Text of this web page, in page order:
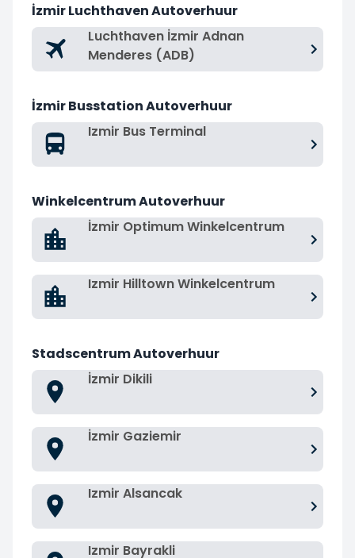
İzmir Luchthaven Autoverhuur
Luchthaven İzmir Adnan
Menderes (ADB)
İzmir Busstation Autoverhuur
Izmir Bus Terminal
Winkelcentrum Autoverhuur
İzmir Optimum Winkelcentrum
Izmir Hilltown Winkelcentrum
Stadscentrum Autoverhuur
İzmir Dikili
İzmir Gaziemir
Izmir Alsancak
Izmir Bayrakli